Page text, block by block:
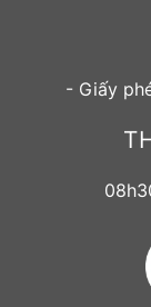
- Giấy